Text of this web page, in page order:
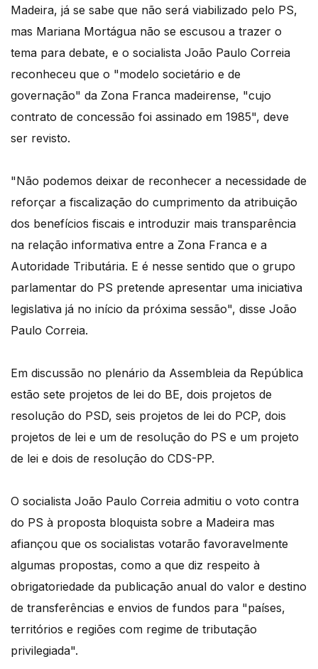
Madeira, já se sabe que não será viabilizado pelo PS,
mas Mariana Mortágua não se escusou a trazer o
tema para debate, e o socialista João Paulo Correia
reconheceu que o "modelo societário e de
governação" da Zona Franca madeirense, "cujo
contrato de concessão foi assinado em 1985", deve
ser revisto.
"Não podemos deixar de reconhecer a necessidade de
reforçar a fiscalização do cumprimento da atribuição
dos benefícios fiscais e introduzir mais transparência
na relação informativa entre a Zona Franca e a
Autoridade Tributária. E é nesse sentido que o grupo
parlamentar do PS pretende apresentar uma iniciativa
legislativa já no início da próxima sessão", disse João
Paulo Correia.
Em discussão no plenário da Assembleia da República
estão sete projetos de lei do BE, dois projetos de
resolução do PSD, seis projetos de lei do PCP, dois
projetos de lei e um de resolução do PS e um projeto
de lei e dois de resolução do CDS-PP.
O socialista João Paulo Correia admitiu o voto contra
do PS à proposta bloquista sobre a Madeira mas
afiançou que os socialistas votarão favoravelmente
algumas propostas, como a que diz respeito à
obrigatoriedade da publicação anual do valor e destino
de transferências e envios de fundos para "países,
territórios e regiões com regime de tributação
privilegiada".